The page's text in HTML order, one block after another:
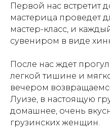
Первой нас встретит
мастерица проведет
мастер-класс, и
сувениром в виде
После нас ждет
легкой тишине и
вечером
Луизе, в настоящую
домашнее, очень
грузинских женщин.